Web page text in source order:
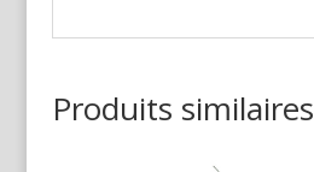
Produits similaires